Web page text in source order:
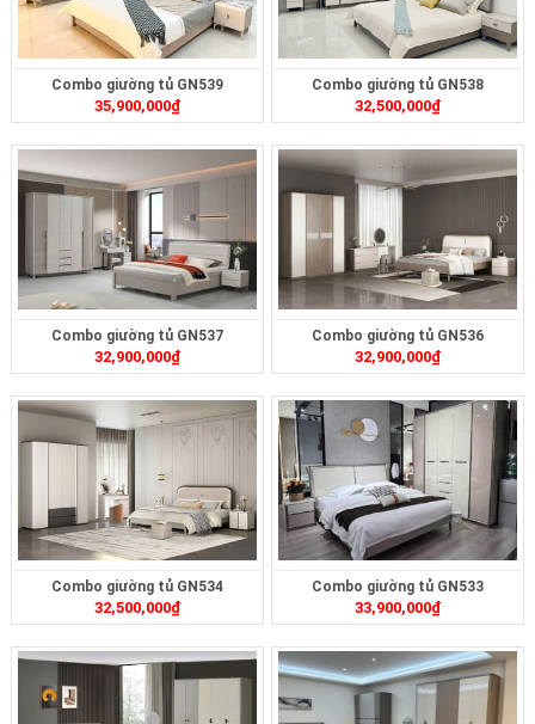
Combo giường tủ GN539
35,900,000₫
Combo giường tủ GN538
32,500,000₫
Combo giường tủ GN537
32,900,000₫
Combo giường tủ GN536
32,900,000₫
Combo giường tủ GN534
32,500,000₫
Combo giường tủ GN533
33,900,000₫